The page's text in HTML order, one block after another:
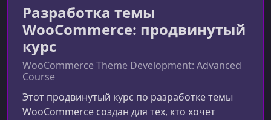
Разработка темы
WooCommerce: продвинутый
курс
WooCommerce Theme Development: Advanced
Course
Этот продвинутый курс по разработке темы
WooCommerce создан для тех, кто хочет